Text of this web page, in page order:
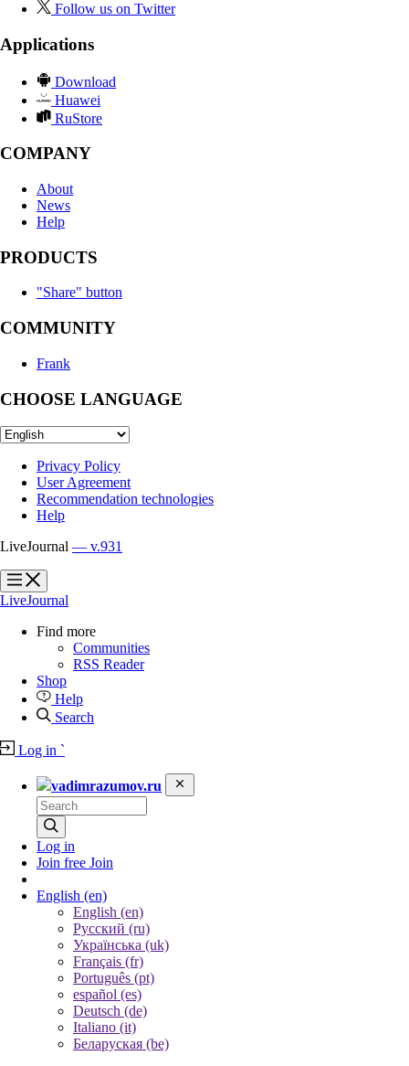
Follow us on Twitter
Applications
Download
Huawei
RuStore
COMPANY
About
News
Help
PRODUCTS
"Share" button
COMMUNITY
Frank
CHOOSE LANGUAGE
Privacy Policy
User Agreement
Recommendation technologies
Help
LiveJournal — v.931
?
?
LiveJournal
Find more
Communities
RSS Reader
Shop
Help
Search
Log in `
vadimrazumov.ru
Log in
Join free Join
English (en)
English (en)
Русский (ru)
Українська (uk)
Français (fr)
Português (pt)
español (es)
Deutsch (de)
Italiano (it)
Беларуская (be)